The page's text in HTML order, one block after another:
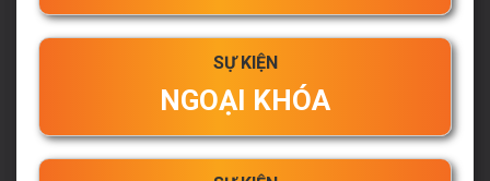
SỰ KIỆN
NGOẠI KHÓA